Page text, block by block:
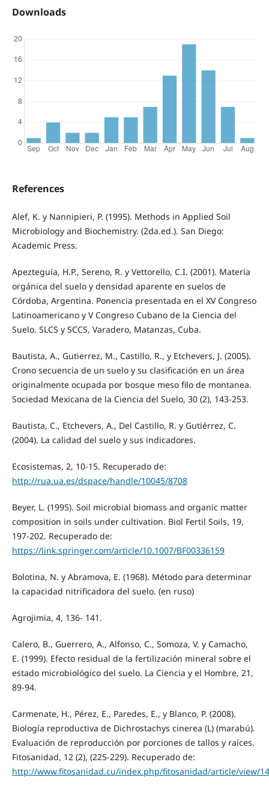
Downloads
References
Alef, K. y Nannipieri, P. (1995). Methods in Applied Soil
Microbiology and Biochemistry. (2da.ed.). San Diego:
Academic Press.
Apezteguía, H.P., Sereno, R. y Vettorello, C.I. (2001). Materia
orgánica del suelo y densidad aparente en suelos de
Córdoba, Argentina. Ponencia presentada en el XV Congreso
Latinoamericano y V Congreso Cubano de la Ciencia del
Suelo. SLCS y SCCS, Varadero, Matanzas, Cuba.
Bautista, A., Gutierrez, M., Castillo, R., y Etchevers, J. (2005).
Crono secuencia de un suelo y su clasificación en un área
originalmente ocupada por bosque meso filo de montanea.
Sociedad Mexicana de la Ciencia del Suelo, 30 (2), 143-253.
Bautista, C., Etchevers, A., Del Castillo, R. y Gutiérrez, C.
(2004). La calidad del suelo y sus indicadores.
Ecosistemas, 2, 10-15. Recuperado de:
http://rua.ua.es/dspace/handle/10045/8708
Beyer, L. (1995). Soil microbial biomass and organic matter
composition in soils under cultivation. Biol Fertil Soils, 19,
197-202. Recuperado de:
https://link.springer.com/article/10.1007/BF00336159
Bolotina, N. y Abramova, E. (1968). Método para determinar
la capacidad nitrificadora del suelo. (en ruso)
Agrojimia, 4, 136- 141.
Calero, B., Guerrero, A., Alfonso, C., Somoza, V. y Camacho,
E. (1999). Efecto residual de la fertilización mineral sobre el
estado microbiológico del suelo. La Ciencia y el Hombre, 21,
89-94.
Carmenate, H., Pérez, E., Paredes, E., y Blanco, P. (2008).
Biología reproductiva de Dichrostachys cinerea (L) (marabú).
Evaluación de reproducción por porciones de tallos y raíces.
Fitosanidad, 12 (2), (225-229). Recuperado de:
http://www.fitosanidad.cu/index.php/fitosanidad/article/view/